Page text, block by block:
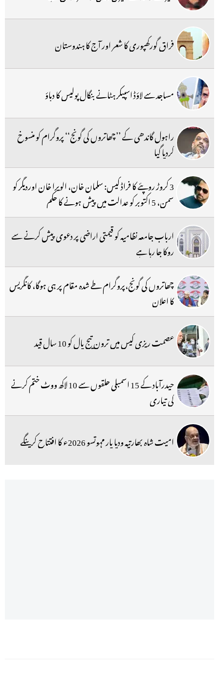
فراق گورکھپوری کا شعر اور آج کا ہندوستان
مساجد سے لاؤڈ اسپیکر ہٹانے بنگال پولیس کا دباؤ
راہول گاندھی کے ’’چھاتروں کی گونج‘‘ پروگرام کو منسوخ
کردیا گیا
3 کروڑ روپئے کا فراڈ کیس: سلمان خان، الویرا خان اوردیگر کو
سمن، 5 اکتوبر کو عدالت میں پیش ہونے کا حکم
ارباب جامعہ نظامیہ کو قیمتی اراضی پر دعوی پیش کرنے سے
روکا جا رہا ہے
چھاتروں کی گونج،پروگرام طے شدہ مقام پر ہی ہوگا، کانگریس
کا اعلان
عصمت ریزی کیس میں ترون تیج پال کو 10 سال قید
حیدرآباد کے 15 اسمبلی حلقوں سے 10 لاکھ ووٹ ختم کرنے
کی تیاری
امیت شاہ بھارتیہ ودیا پار مہوتسو 2026ء کا افتتاح کرینگے